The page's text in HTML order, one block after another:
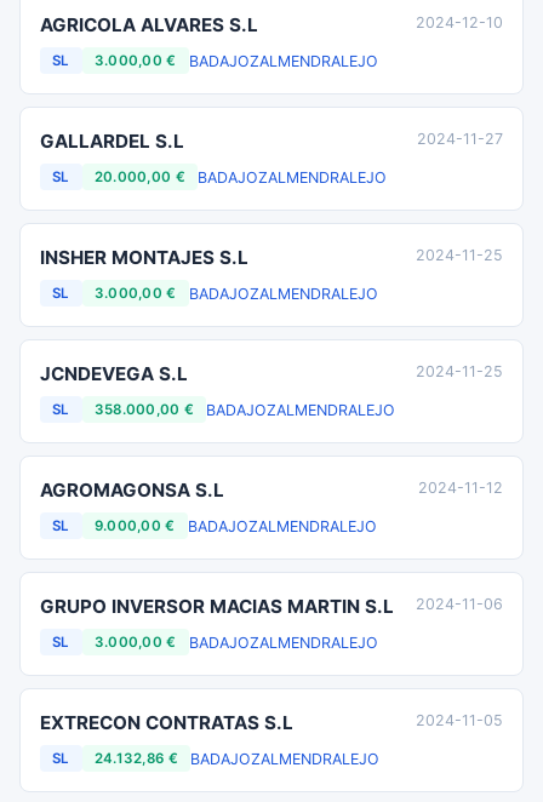
AGRICOLA ALVARES S.L
SL 3.000,00 € BADAJOZALMENDRALEJO
2024-12-10
GALLARDEL S.L
SL 20.000,00 € BADAJOZALMENDRALEJO
2024-11-27
INSHER MONTAJES S.L
SL 3.000,00 € BADAJOZALMENDRALEJO
2024-11-25
JCNDEVEGA S.L
SL 358.000,00 € BADAJOZALMENDRALEJO
2024-11-25
AGROMAGONSA S.L
SL 9.000,00 € BADAJOZALMENDRALEJO
2024-11-12
GRUPO INVERSOR MACIAS MARTIN S.L
SL 3.000,00 € BADAJOZALMENDRALEJO
2024-11-06
EXTRECON CONTRATAS S.L
SL 24.132,86 € BADAJOZALMENDRALEJO
2024-11-05